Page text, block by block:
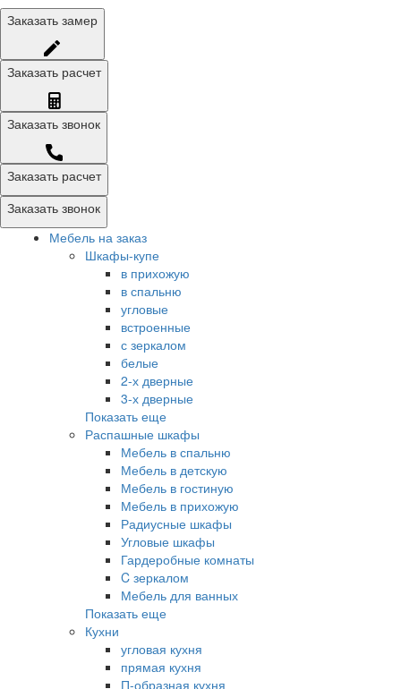
Заказать замер
Заказать расчет
Заказать звонок
Заказать расчет
Заказать звонок
Мебель на заказ
Шкафы-купе
в прихожую
в спальню
угловые
встроенные
с зеркалом
белые
2-х дверные
3-х дверные
Показать еще
Распашные шкафы
Мебель в спальню
Мебель в детскую
Мебель в гостиную
Мебель в прихожую
Радиусные шкафы
Угловые шкафы
Гардеробные комнаты
C зеркалом
Мебель для ванных
Показать еще
Кухни
угловая кухня
прямая кухня
П-образная кухня